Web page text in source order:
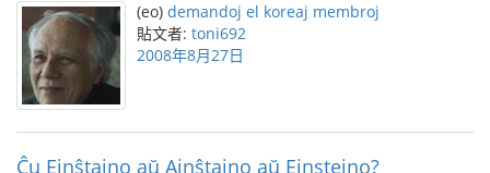
(eo) demandoj el koreaj membroj
貼文者: toni692
2008年8月27日
Ĉu Ejnŝtajno aŭ Ajnŝtajno aŭ Einsteino?